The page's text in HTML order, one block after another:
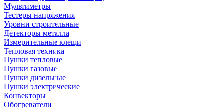
Мультиметры
Тестеры напряжения
Уровни строительные
Детекторы металла
Измерительные клещи
Тепловая техника
Пушки тепловые
Пушки газовые
Пушки дизельные
Пушки электрические
Конвекторы
Обогреватели